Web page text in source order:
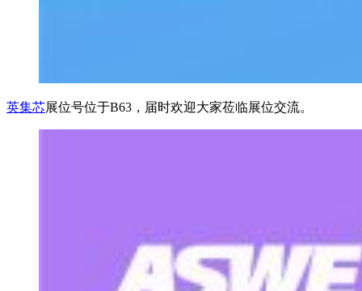
英集芯展位号位于B63，届时欢迎大家莅临展位交流。